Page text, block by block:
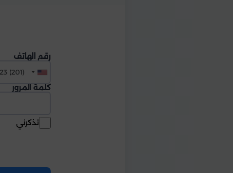
رقم الهاتف
States +1
كلمة المرور
تذكرني